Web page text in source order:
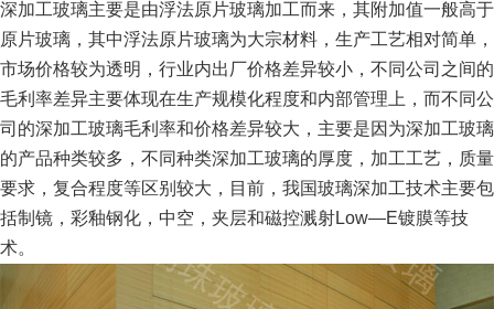
深加工玻璃主要是由浮法原片玻璃加工而来，其附加值一般高于
原片玻璃，其中浮法原片玻璃为大宗材料，生产工艺相对简单，
市场价格较为透明，行业内出厂价格差异较小，不同公司之间的
毛利率差异主要体现在生产规模化程度和内部管理上，而不同公
司的深加工玻璃毛利率和价格差异较大，主要是因为深加工玻璃
的产品种类较多，不同种类深加工玻璃的厚度，加工工艺，质量
要求，复合程度等区别较大，目前，我国玻璃深加工技术主要包
括制镜，彩釉钢化，中空，夹层和磁控溅射Low—E镀膜等技
术。